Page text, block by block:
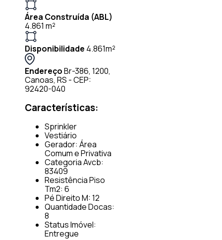
Área Construída (ABL)
4.861 m²
Disponibilidade 4.861m²
EndereçoBr-386, 1200,
Canoas, RS - CEP:
92420-040
Características:
Sprinkler
Vestiário
Gerador: Área
Comum e Privativa
Categoria Avcb:
83409
Resistência Piso
Tm2: 6
Pé Direito M: 12
Quantidade Docas:
8
Status Imóvel:
Entregue